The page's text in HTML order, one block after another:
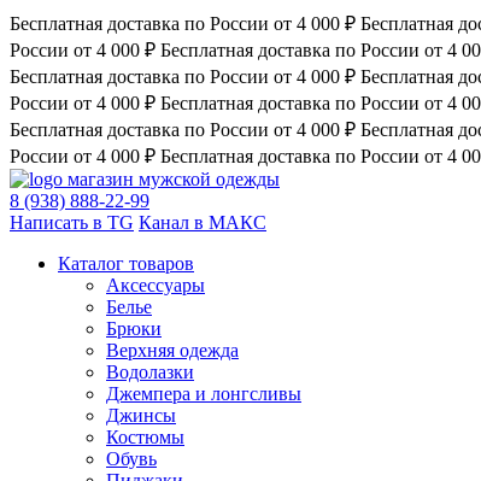
Бесплатная доставка по России от 4 000 ₽ Бесплатная
России от 4 000 ₽ Бесплатная доставка по России от 4
Бесплатная доставка по России от 4 000 ₽ Бесплатная
России от 4 000 ₽ Бесплатная доставка по России от 4
Бесплатная доставка по России от 4 000 ₽ Бесплатная
России от 4 000 ₽ Бесплатная доставка по России от 4
магазин мужской одежды
8 (938) 888-22-99
Написать в TG Канал в МАКС
Каталог товаров
Аксессуары
Белье
Брюки
Верхняя одежда
Водолазки
Джемпера и лонгсливы
Джинсы
Костюмы
Обувь